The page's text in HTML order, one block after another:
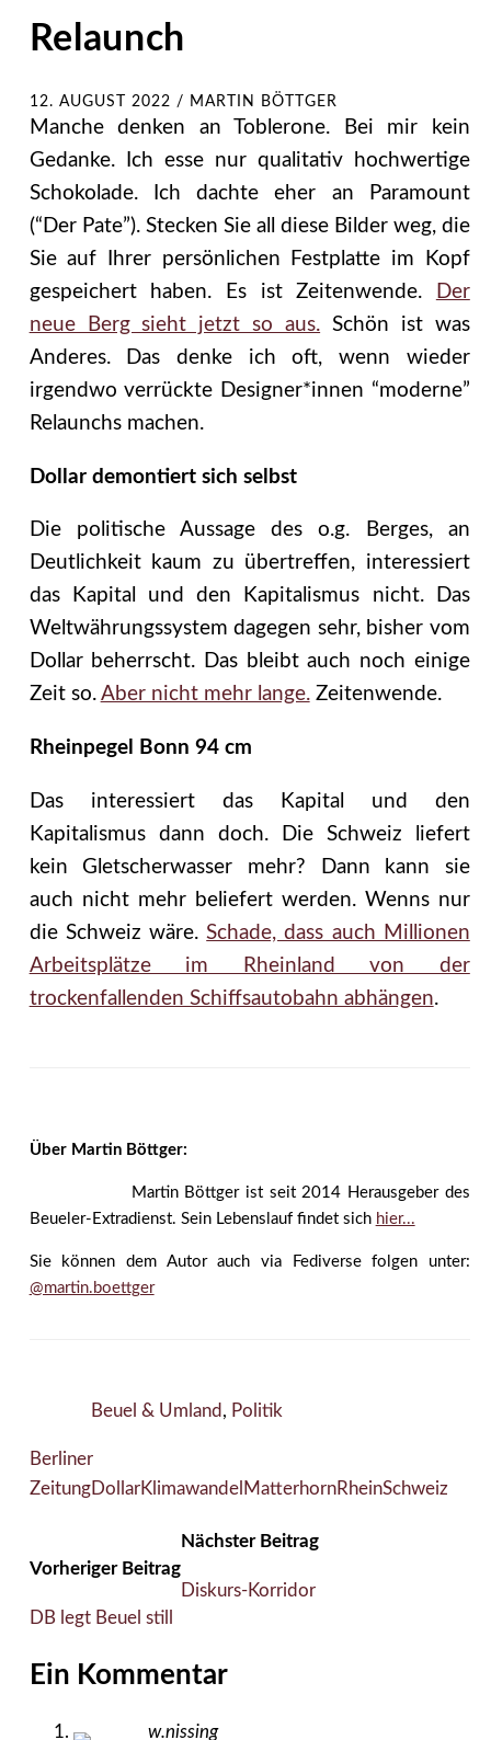
Relaunch
12. AUGUST 2022 / MARTIN BÖTTGER
Manche denken an Toblerone. Bei mir kein
Gedanke. Ich esse nur qualitativ hochwertige
Schokolade. Ich dachte eher an Paramount
(“Der Pate”). Stecken Sie all diese Bilder weg, die
Sie auf Ihrer persönlichen Festplatte im Kopf
gespeichert haben. Es ist Zeitenwende.
Der
neue Berg sieht jetzt so aus. Schön ist was
Anderes. Das denke ich oft, wenn wieder
irgendwo verrückte Designer*innen “moderne”
Relaunchs machen.
Dollar demontiert sich selbst
Die politische Aussage des o.g. Berges, an
Deutlichkeit kaum zu übertreffen, interessiert
das Kapital und den Kapitalismus nicht. Das
Weltwährungssystem dagegen sehr, bisher vom
Dollar beherrscht. Das bleibt auch noch einige
Zeit so. Aber nicht mehr lange.Zeitenwende.
Rheinpegel Bonn 94 cm
Das interessiert das Kapital und den
Kapitalismus dann doch. Die Schweiz liefert
kein Gletscherwasser mehr? Dann kann sie
auch nicht mehr beliefert werden. Wenns nur
die Schweiz wäre.Schade, dass auch Millionen
Arbeitsplätze im Rheinland von der
trockenfallenden Schiffsautobahn abhängen.
Über Martin Böttger:
Martin Böttger ist seit 2014 Herausgeber des
Beueler-Extradienst. Sein Lebenslauf findet sich hier...
Sie können dem Autor auch via Fediverse folgen unter:
@martin.boettger
Beuel & Umland , Politik
Berliner
ZeitungDollarKlimawandel MatterhornRheinSchweiz
Vorheriger Beitrag
DB legt Beuel still
Nächster Beitrag
Diskurs-Korridor
Ein Kommentar
w.nissing